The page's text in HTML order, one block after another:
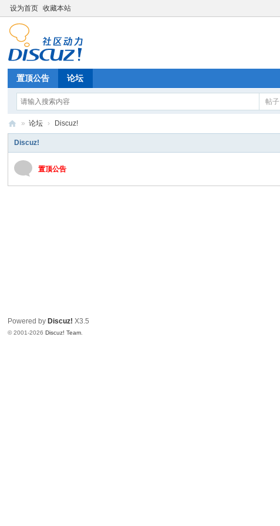
设为首页 收藏本站
置顶公告 论坛
帖子
北
光
» 论坛 › Discuz!
Discuz!
置顶公告
Powered by Discuz! X3.5
© 2001-2026Discuz! Team